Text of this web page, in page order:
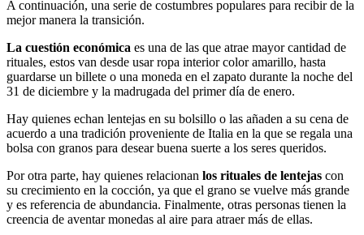
A continuación, una serie de costumbres populares para recibir de la
mejor manera la transición.
La cuestión económica es una de las que atrae mayor cantidad de
rituales, estos van desde usar ropa interior color amarillo, hasta
guardarse un billete o una moneda en el zapato durante la noche del
31 de diciembre y la madrugada del primer día de enero.
Hay quienes echan lentejas en su bolsillo o las añaden a su cena de
acuerdo a una tradición proveniente de Italia en la que se regala una
bolsa con granos para desear buena suerte a los seres queridos.
Por otra parte, hay quienes relacionan los rituales de lentejas con
su crecimiento en la cocción, ya que el grano se vuelve más grande
y es referencia de abundancia. Finalmente, otras personas tienen la
creencia de aventar monedas al aire para atraer más de ellas.